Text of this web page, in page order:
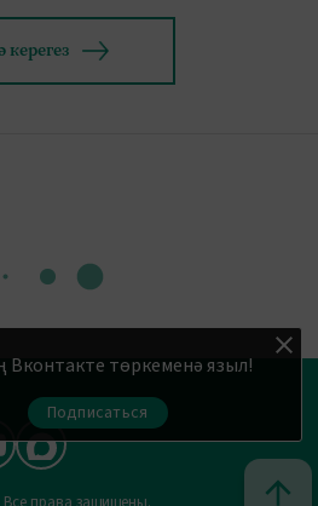
Вконтакте төркеменә языл!
Подписаться